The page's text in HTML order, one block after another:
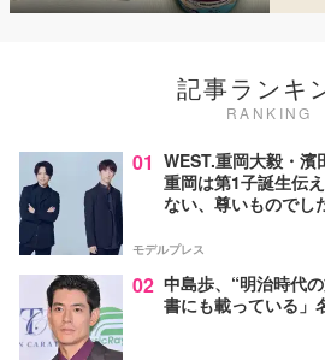
記事ランキ
RANKING
01 WEST.重岡大毅・濱
重岡は第1子誕生伝
ない、尊いものでし
モデルプレス
02 中島歩、“明治時代
書にも載っている」